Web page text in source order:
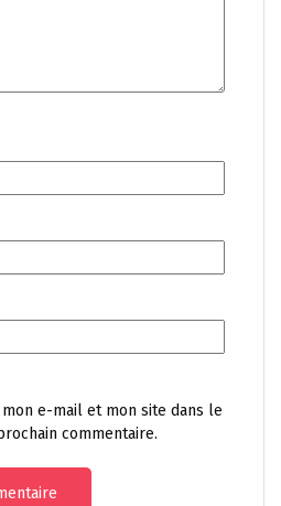
e-mail et mon site dans le
commentaire.